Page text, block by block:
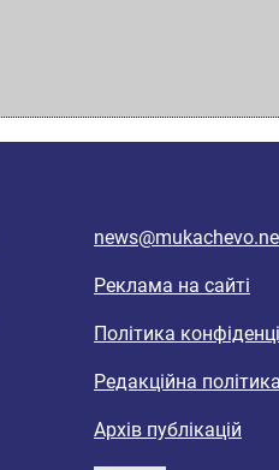
Реклама на сайті
Політика
Редакційна політика
Архів публікацій